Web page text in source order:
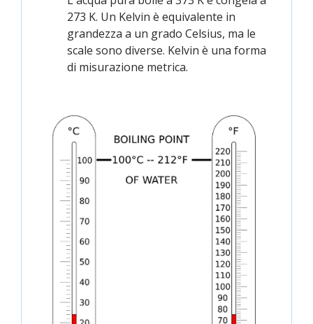
273 K. Un Kelvin è equivalente in
grandezza a un grado Celsius, ma le
scale sono diverse. Kelvin è una forma
di misurazione metrica.